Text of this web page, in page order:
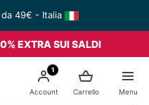
49€ - Italia
EXTRA SUI SALDI
Menu
Carrello
1
Account